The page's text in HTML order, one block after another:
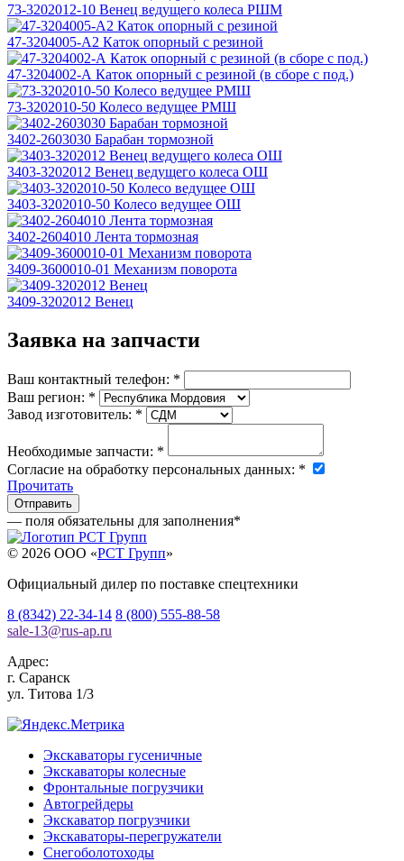
73-3202012-10 Венец ведущего колеса РШМ
47-3204005-А2 Каток опорный с резиной
47-3204002-А Каток опорный с резиной (в сборе с под.)
73-3202010-50 Колесо ведущее РМШ
3402-2603030 Барабан тормозной
3403-3202012 Венец ведущего колеса ОШ
3403-3202010-50 Колесо ведущее ОШ
3402-2604010 Лента тормозная
3409-3600010-01 Механизм поворота
3409-3202012 Венец
Заявка на запчасти
Ваш контактный телефон: *
Ваш регион: *
Завод изготовитель: *
Необходимые запчасти: *
Согласие на обработку персональных данных: *
Прочитать
— поля обязательны для заполнения*
© 2026 OOO «РСТ Групп»
Официальный дилер по поставке спецтехники
8 (8342) 22-34-14 8 (800) 555-88-58
sale-13@rus-ap.ru
Адрес:
г. Саранск
ул. Титова 1/3
Экскаваторы гусеничные
Экскаваторы колесные
Фронтальные погрузчики
Автогрейдеры
Экскаватор погрузчики
Экскаваторы-перегружатели
Снегоболотоходы